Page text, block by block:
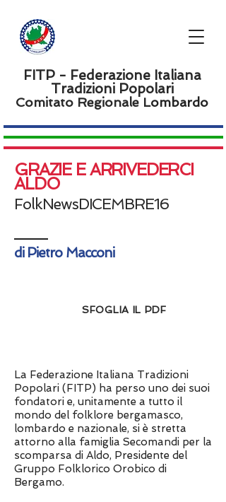
FITP - Federazione Italiana
Tradizioni Popolari
Comitato Regionale Lombardo
GRAZIE E ARRIVEDERCI
ALDO
FolkNewsDICEMBRE16
di Pietro Macconi
SFOGLIA IL PDF
La Federazione Italiana Tradizioni
Popolari (FITP) ha perso uno dei suoi
fondatori e, unitamente a tutto il
mondo del folklore bergamasco,
lombardo e nazionale, si è stretta
attorno alla famiglia Secomandi per la
scomparsa di Aldo, Presidente del
Gruppo Folklorico Orobico di
Bergamo.